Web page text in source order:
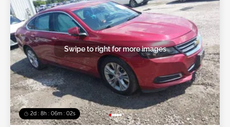
2d : 8h : 05m : 59s
Swipe to right for more images